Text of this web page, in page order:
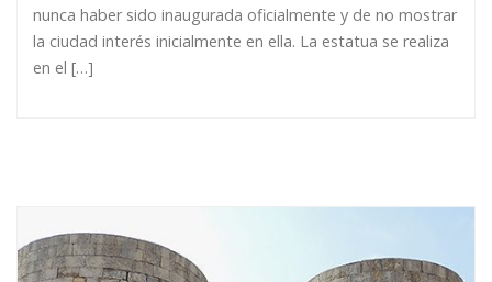
nunca haber sido inaugurada oficialmente y de no mostrar
la ciudad interés inicialmente en ella. La estatua se realiza
en el […]